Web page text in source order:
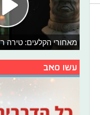
מאחורי הקלעים: טירה
עשו סאב